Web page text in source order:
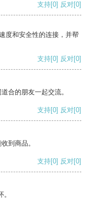
支持[0] 反对[0]
度和安全性的连接，并帮
支持[0] 反对[0]
合的朋友一起交流。
支持[0] 反对[0]
到商品。
支持[0] 反对[0]